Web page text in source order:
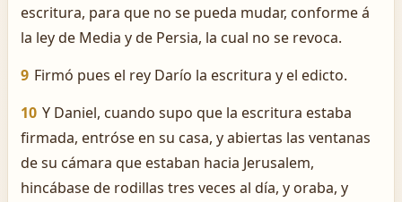
escritura, para que no se pueda mudar, conforme á
la ley de Media y de Persia, la cual no se revoca.
9 Firmó pues el rey Darío la escritura y el edicto.
10 Y Daniel, cuando supo que la escritura estaba
firmada, entróse en su casa, y abiertas las ventanas
de su cámara que estaban hacia Jerusalem,
hincábase de rodillas tres veces al día, y oraba, y